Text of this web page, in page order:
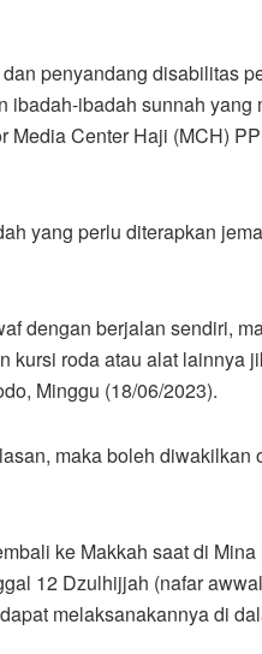
penyandang disabilitas
ibadah-ibadah sunnah yang
Media Center Haji (MCH)
yang perlu diterapkan
dengan berjalan sendiri,
kursi roda atau alat lainnya
Minggu (18/06/2023).
maka boleh diwakilkan
ke Makkah saat di
12 Dzulhijjah (nafar
melaksanakannya di